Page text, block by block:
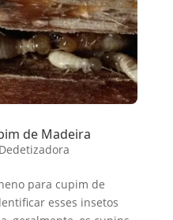
de Madeira
Dedetizadora
para cupim de
esses insetos